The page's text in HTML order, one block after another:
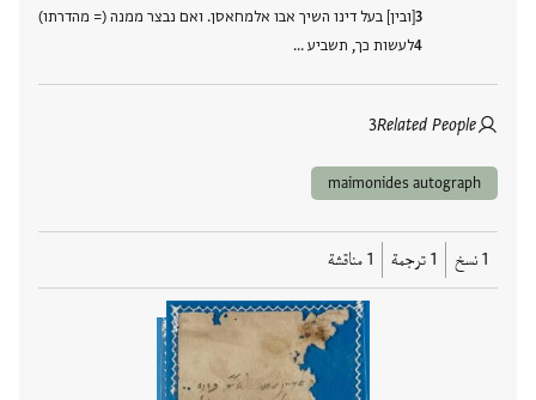
[ובין] בעל דינו השיך אבו אלמחאסן. ואם נבצר ממנה (= מהדרתו)
לעשות כך, תשביע …
Related People
3
maimonides autograph
1 نسخ 1 ترجمة 1 مناقشة